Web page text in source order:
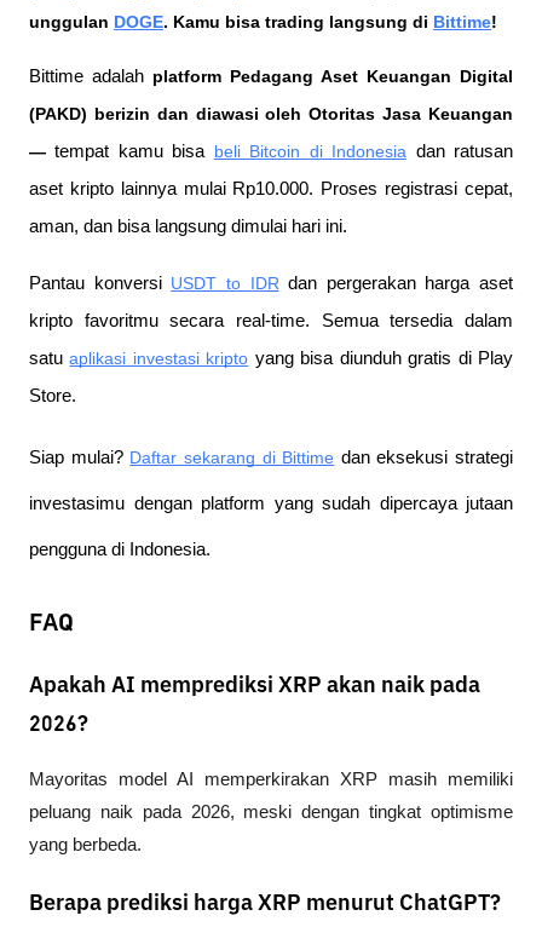
unggulan DOGE. Kamu bisa trading langsung di Bittime!
Bittime adalah platform Pedagang Aset Keuangan Digital
(PAKD) berizin dan diawasi oleh Otoritas Jasa Keuangan
— tempat kamu bisa beli Bitcoin di Indonesia dan ratusan
aset kripto lainnya mulai Rp10.000. Proses registrasi cepat,
aman, dan bisa langsung dimulai hari ini.
Pantau konversi USDT to IDR dan pergerakan harga aset
kripto favoritmu secara real-time. Semua tersedia dalam
satu aplikasi investasi kripto yang bisa diunduh gratis di Play
Store.
Siap mulai? Daftar sekarang di Bittime dan eksekusi strategi
investasimu dengan platform yang sudah dipercaya jutaan
pengguna di Indonesia.
FAQ
Apakah AI memprediksi XRP akan naik pada
2026?
Mayoritas model AI memperkirakan XRP masih memiliki
peluang naik pada 2026, meski dengan tingkat optimisme
yang berbeda.
Berapa prediksi harga XRP menurut ChatGPT?